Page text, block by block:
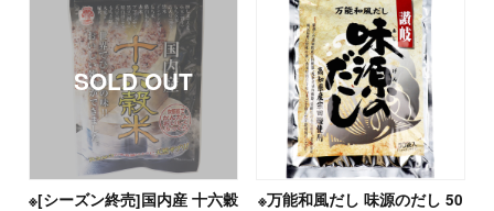
※[シーズン終売]国内産 十六穀
※万能和風だし 味源のだし 50